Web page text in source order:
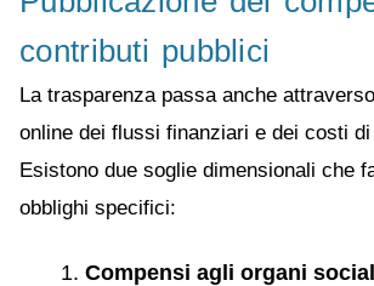
contributi pubblici
La trasparenza passa anche
online dei flussi finanziari e dei costi
Esistono due soglie dimensionali che
obblighi specifici:
Compensi agli organi